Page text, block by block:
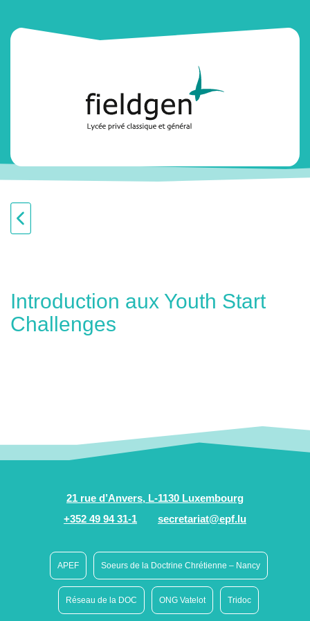
Introduction aux Youth Start
Challenges
21 rue d’Anvers, L-1130 Luxembourg
+352 49 94 31-1
secretariat@epf.lu
APEF Soeurs de la Doctrine Chrétienne – Nancy
Réseau de la DOC ONG Vatelot Tridoc